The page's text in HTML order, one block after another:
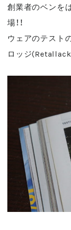
創業者のベンを
場！！
ウェアのテスト
ロッジ